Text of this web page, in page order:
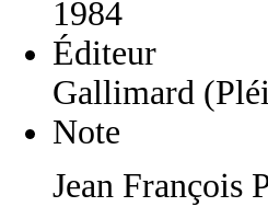
1984
Éditeur
Gallimard
Note
Jean François